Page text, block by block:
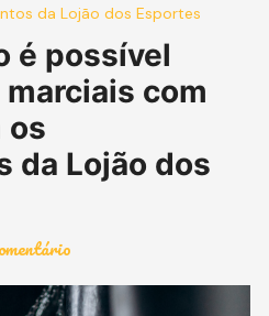
da Lojão dos Esportes
é possível
com
os
da Lojão dos